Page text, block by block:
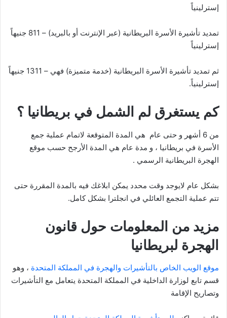
إسترلينياً
تمديد تأشيرة الأسرة البريطانية (عبر الإنترنت أو بالبريد) – 811 جنيهاً
إسترلينياً
ثم تمديد تأشيرة الأسرة البريطانية (خدمة متميزة) فهي – 1311 جنيهاً
إسترلينياً.
كم يستغرق لم الشمل في بريطانيا ؟
من 6 أشهر و حتى عام هي المدة المتوقعة لاتمام عملية جمع
الأسرة في بريطانيا ، و مدة عام هي المدة الأرجح حسب موقع
الهجرة البريطانية الرسمي .
بشكل عام لايوجد وقت محدد يمكن ابلاغك فيه بالمدة المقررة حتى
تتم عملية التجمع العائلي في انجلترا بشكل كامل.
مزيد من المعلومات حول قانون
الهجرة لبريطانيا
موقع الويب الخاص بالتأشيرات والهجرة في المملكة المتحدة ، وهو
قسم تابع لوزارة الداخلية في المملكة المتحدة يتعامل مع التأشيرات
وتصاريح الإقامة